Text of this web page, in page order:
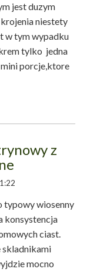
jest duzym
niestety
w tym wypadku
tylko jedna
porcje,ktore
z
wiosenny
konsystencja
ciast.
skladnikami
mocno